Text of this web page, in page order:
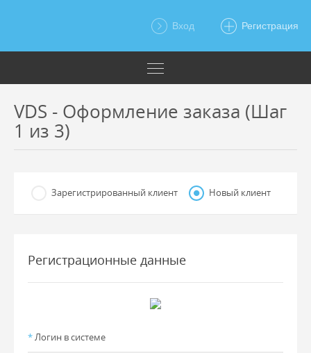
Вход Регистрация
VDS - Оформление заказа (Шаг
1 из 3)
Зарегистрированный клиент Новый клиент
Регистрационные данные
*Логин в системе